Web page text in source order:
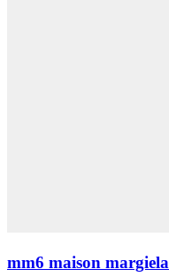
mm6 maison margiela